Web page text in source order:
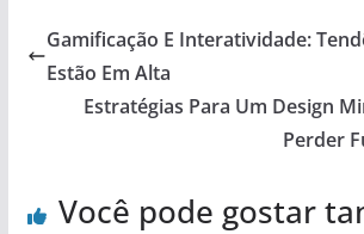
Gamificação E Interatividade:
Estão Em Alta
Estratégias Para Um Design
Perder
Você pode gostar